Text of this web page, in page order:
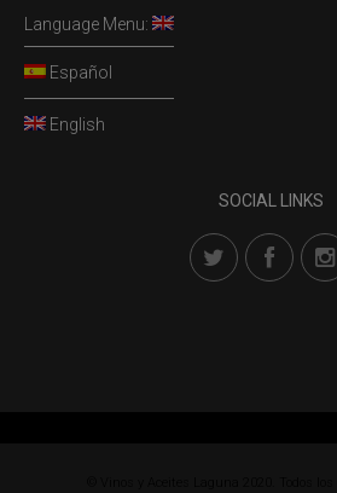
Language Menu:
Español
English
SOCIAL LINKS